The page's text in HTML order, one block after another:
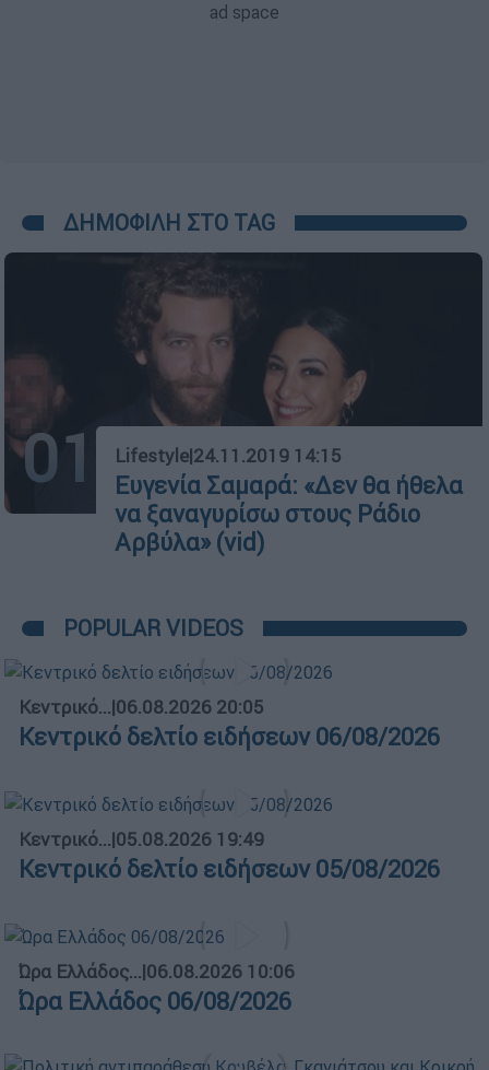
ΔΗΜΟΦΙΛΗ ΣΤΟ TAG
01 Lifestyle|24.11.2019 14:15
Ευγενία Σαμαρά: «Δεν θα ήθελα
να ξαναγυρίσω στους Ράδιο
Αρβύλα» (vid)
POPULAR VIDEOS
Κεντρικό...|06.08.2026 20:05
Κεντρικό δελτίο ειδήσεων 06/08/2026
Κεντρικό...|05.08.2026 19:49
Κεντρικό δελτίο ειδήσεων 05/08/2026
Ώρα Ελλάδος...|06.08.2026 10:06
Ώρα Ελλάδος 06/08/2026